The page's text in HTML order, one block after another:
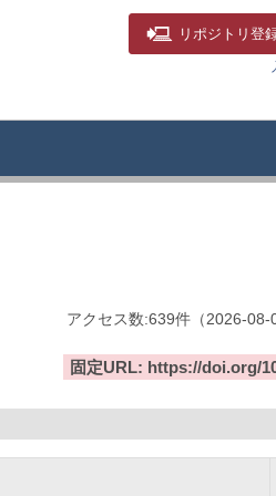
リポジトリ 登
アクセス数:639件 （2026-08-
固定URL: https://doi.org/